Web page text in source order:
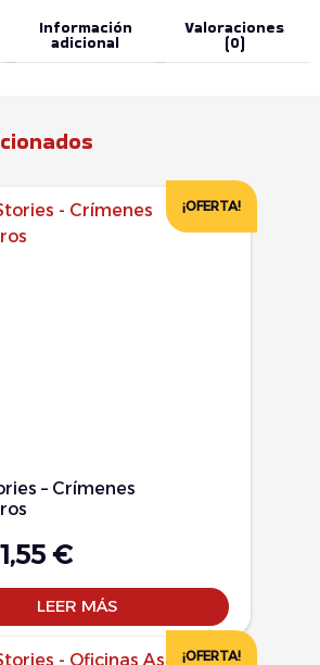
Información
adicional
Valoraciones
(0)
¡OFERTA!
– Crímenes
€
LEER MÁS
¡OFERTA!